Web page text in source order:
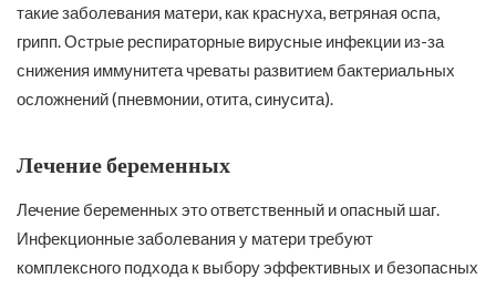
такие заболевания матери, как краснуха, ветряная оспа,
грипп. Острые респираторные вирусные инфекции из-за
снижения иммунитета чреваты развитием бактериальных
осложнений (пневмонии, отита, синусита).
Лечение беременных
Лечение беременных это ответственный и опасный шаг.
Инфекционные заболевания у матери требуют
комплексного подхода к выбору эффективных и безопасных